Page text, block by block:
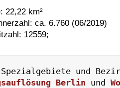
22,22 km²
ca. 6.760 (06/2019)
12559;
Berlin und